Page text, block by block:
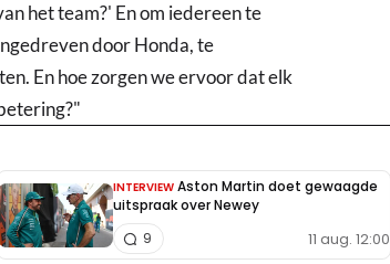
het team?' En om iedereen te
door Honda, te
En hoe zorgen we ervoor dat elk
INTERVIEW Aston Martin doet gewaagde
uitspraak over Newey
11 aug. 12:00
9